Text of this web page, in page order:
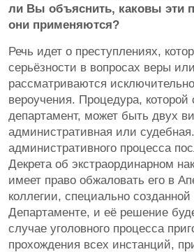
ли Вы объяснить, каковы эти
они применяются?
Речь идет о преступлениях,
серьёзности в вопросах веры
рассматриваются
вероучения. Процедура, которой
департамент, может быть двух
административная или
административного процесса
Декрета об экстраординарном
имеет право обжаловать его в
коллегии, специально
Департаменте, и её решение
случае уголовного процесса
прохождения всех инстанций,